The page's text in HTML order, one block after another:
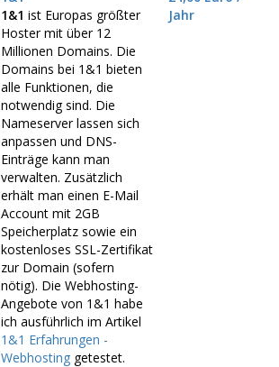
1&1 ist Europas größter
Hoster mit über 12
Millionen Domains. Die
Domains bei 1&1 bieten
alle Funktionen, die
notwendig sind. Die
Nameserver lassen sich
anpassen und DNS-
Einträge kann man
verwalten. Zusätzlich
erhält man einen E-Mail
Account mit 2GB
Speicherplatz sowie ein
kostenloses SSL-Zertifikat
zur Domain (sofern
nötig). Die Webhosting-
Angebote von 1&1 habe
ich ausführlich im Artikel
1&1 Erfahrungen -
Webhosting getestet.
Jahr